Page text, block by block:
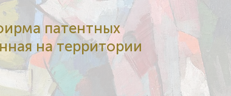
патентных
на территории